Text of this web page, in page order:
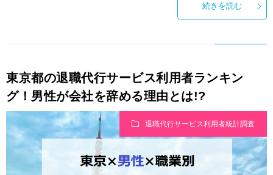
続きを読む
東京都の退職代行サービス利用者ランキン
グ！男性が会社を辞める理由とは!?
退職代行サービス利用者統計調査